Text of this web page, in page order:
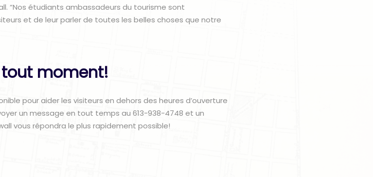
“Nos étudiants ambassadeurs du tourisme sont
et de leur parler de toutes les belles choses que notre
moment!
pour aider les visiteurs en dehors des heures d’ouverture
un message en tout temps au 613-938-4748 et un
vous répondra le plus rapidement possible!